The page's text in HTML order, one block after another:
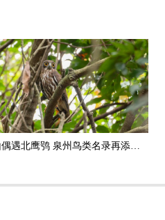
巡山偶遇北鹰鸮 泉州鸟类名录再添新成员